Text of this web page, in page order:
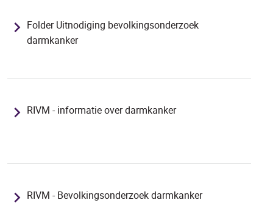
Folder Uitnodiging bevolkingsonderzoek
darmkanker
RIVM - informatie over darmkanker
RIVM - Bevolkingsonderzoek darmkanker